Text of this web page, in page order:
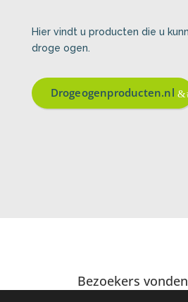
Hier vindt u producten die u
droge ogen.
Drogeogenproducten.nl
Bezoekers